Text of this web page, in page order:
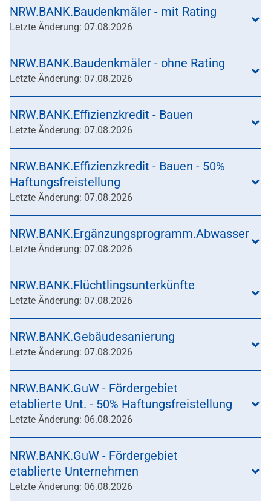
NRW.BANK.Baudenkmäler - mit Rating
Letzte Änderung: 07.08.2026
NRW.BANK.Baudenkmäler - ohne Rating
Letzte Änderung: 07.08.2026
NRW.BANK.Effizienzkredit - Bauen
Letzte Änderung: 07.08.2026
NRW.BANK.Effizienzkredit - Bauen - 50%
Haftungsfreistellung
Letzte Änderung: 07.08.2026
NRW.BANK.Ergänzungsprogramm.Abwasser
Letzte Änderung: 07.08.2026
NRW.BANK.Flüchtlingsunterkünfte
Letzte Änderung: 07.08.2026
NRW.BANK.Gebäudesanierung
Letzte Änderung: 07.08.2026
NRW.BANK.GuW - Fördergebiet
etablierte Unt. - 50% Haftungsfreistellung
Letzte Änderung: 06.08.2026
NRW.BANK.GuW - Fördergebiet
etablierte Unternehmen
Letzte Änderung: 06.08.2026